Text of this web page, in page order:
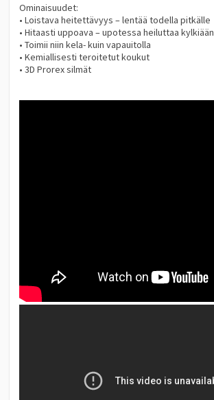
Ominaisuudet:
• Loistava heitettävyys – lentää todella pitkälle
• Hitaasti uppoava – upotessa heiluttaa kylkiään
• Toimii niin kela- kuin vapauitolla
• Kemiallisesti teroitetut koukut
• 3D Prorex silmät